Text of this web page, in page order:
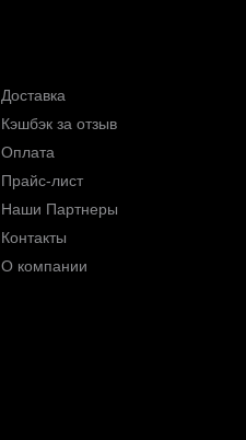
Доставка
Кэшбэк за отзыв
Оплата
Прайс-лист
Наши Партнеры
Контакты
О компании